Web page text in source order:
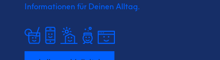
Informationen für Deinen Alltag.